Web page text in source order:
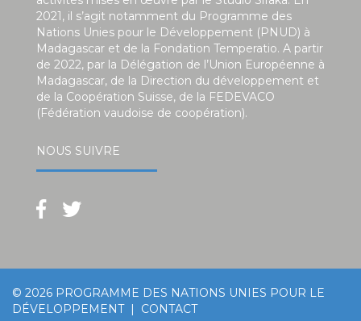
2021, il s’agit notamment du Programme des
Nations Unies pour le Développement (PNUD) à
Madagascar et de la Fondation Temperatio. A partir
de 2022, par la Délégation de l’Union Européenne à
Madagascar, de la Direction du développement et
de la Coopération Suisse, de la FEDEVACO
(Fédération vaudoise de coopération).
NOUS SUIVRE
© 2026 PROGRAMME DES NATIONS UNIES POUR LE
DÉVELOPPEMENT| CONTACT